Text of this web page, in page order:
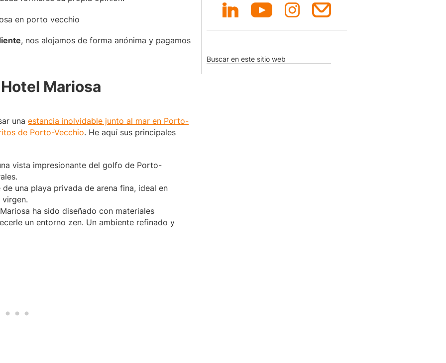
, nos alojamos de forma anónima y pagamos
Mariosa
una estancia inolvidable junto al mar en Porto-
de Porto-Vecchio. He aquí sus principales
vista impresionante del golfo de Porto-
una playa privada de arena fina, ideal en
ha sido diseñado con materiales
un entorno zen. Un ambiente refinado y
Buscar